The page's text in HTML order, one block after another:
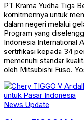
PT Krama Yudha Tiga
komitmennya untuk
dalam negeri melalui
Program yang
Indonesia International
sertifikasi kepada 34
memenuhi standar
oleh Mitsubishi Fuso.
News Update